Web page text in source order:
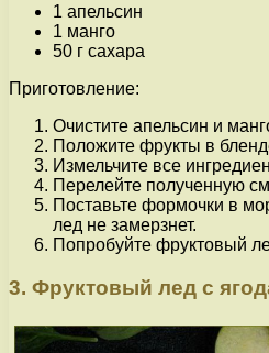
1 апельсин
1 манго
50 г сахара
Приготовление:
Очистите апельсин и
Положите фрукты в
Измельчите все
Перелейте полученную
Поставьте формочки в
лед не замерзнет.
Попробуйте фруктовый
3. Фруктовый лед с